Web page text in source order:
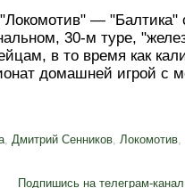
— "Балтика"
30-м туре,
в то время как
домашней игрой с
, Дмитрий Сенников, Локомотив,
Подпишись на телеграм-